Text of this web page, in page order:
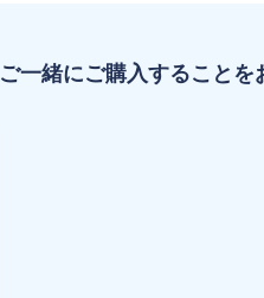
ご一緒にご購入することを